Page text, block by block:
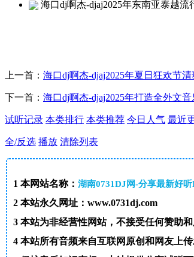
海口dj啊杰-djaj2025年东南亚泰越
上一首： 海口dj啊杰-djaj2025年夏日狂欢节
下一首： 海口dj啊杰-djaj2025年打造全外文
试听记录 本类排行 本类推荐 今日人气 最近
全/反选 播放 清除列表
1 本网站名称： 湖南0731DJ网-分享最新好
2本站永久网址：www.0731dj.com
3本站为非经营性网站，不接受任何赞助和
4本站所有音频来自互联网原创和网友上传